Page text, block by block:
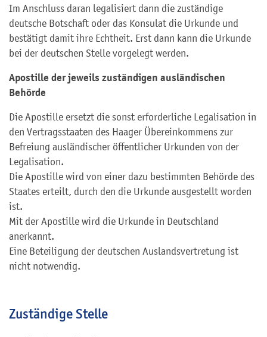
Im Anschluss daran legalisiert dann die zuständige
deutsche Botschaft oder das Konsulat die Urkunde und
bestätigt damit ihre Echtheit. Erst dann kann die Urkunde
bei der deutschen Stelle vorgelegt werden.
Apostille der jeweils zuständigen ausländischen
Behörde
Die Apostille ersetzt die sonst erforderliche Legalisation in
den Vertragsstaaten des Haager Übereinkommens zur
Befreiung ausländischer öffentlicher Urkunden von der
Legalisation.
Die Apostille wird von einer dazu bestimmten Behörde des
Staates erteilt, durch den die Urkunde ausgestellt worden
ist.
Mit der Apostille wird die Urkunde in Deutschland
anerkannt.
Eine Beteiligung der deutschen Auslandsvertretung ist
nicht notwendig.
Zuständige Stelle